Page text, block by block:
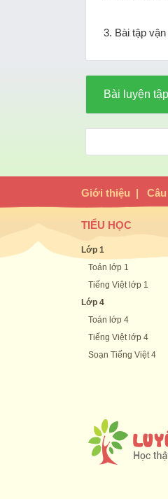
3. Bài tập
Bài luyện
Giới thiệu |
TIỂU HỌC
Lớp 1
Toán lớp 1
Tiếng Việt lớp 1
Lớp 4
Toán lớp 4
Tiếng Việt lớp 4
Soạn Tiếng Việt 4